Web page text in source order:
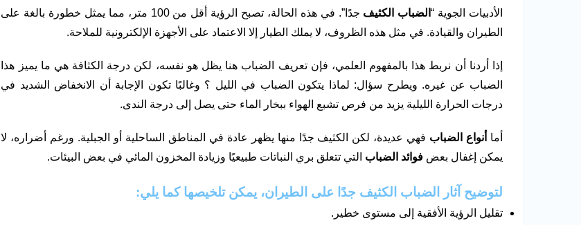
الأدبيات الجوية “الضباب الكثيف
جدًا”. في هذه الحالة، تصبح الرؤية أقل من 100 متر، مما يمثل خطورة بالغة على
الطيران والقيادة. في مثل هذه الظروف، لا يملك الطيار إلا الاعتماد على الأجهزة الإلكترونية للملاحة.
إذا أردنا أن نربط هذا بالمفهوم العلمي، فإن تعريف الضباب هنا يظل هو نفسه، لكن درجة الكثافة هي ما يميز هذا
الضباب عن غيره. ويطرح سؤال: لماذا يتكون الضباب في الليل ؟ وغالبًا تكون الإجابة أن الانخفاض الشديد في
درجات الحرارة الليلية يزيد من فرص تشبع الهواء ببخار الماء حتى يصل إلى درجة الندى.
أما أنواع الضباب فهي عديدة، لكن الكثيف جدًا منها يظهر عادة في المناطق الساحلية أو الجبلية. ورغم أضراره، لا
يمكن إغفال بعض فوائد الضباب التي تتعلق بري النباتات طبيعيًا وزيادة المخزون المائي في بعض البيئات.
لتوضيح آثار الضباب الكثيف جدًا على الطيران، يمكن تلخيصها كما يلي:
تقليل الرؤية الأفقية إلى مستوى خطير.